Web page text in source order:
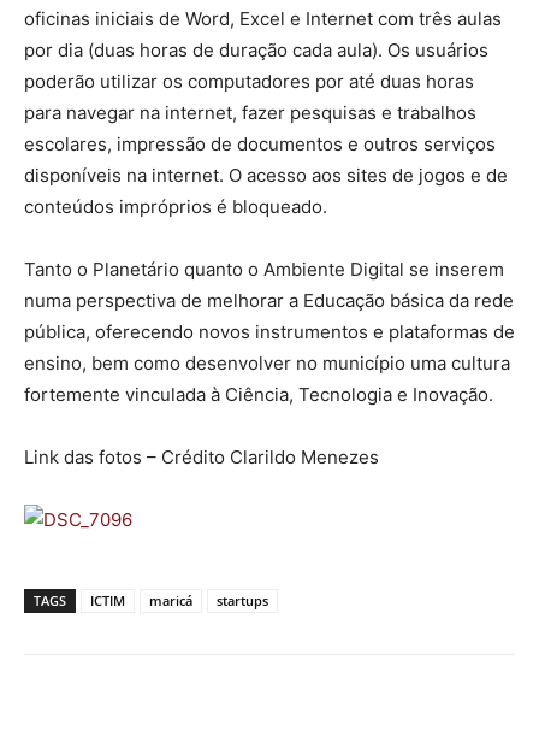
oficinas iniciais de Word, Excel e Internet com três aulas
por dia (duas horas de duração cada aula). Os usuários
poderão utilizar os computadores por até duas horas
para navegar na internet, fazer pesquisas e trabalhos
escolares, impressão de documentos e outros serviços
disponíveis na internet. O acesso aos sites de jogos e de
conteúdos impróprios é bloqueado.
Tanto o Planetário quanto o Ambiente Digital se inserem
numa perspectiva de melhorar a Educação básica da rede
pública, oferecendo novos instrumentos e plataformas de
ensino, bem como desenvolver no município uma cultura
fortemente vinculada à Ciência, Tecnologia e Inovação.
Link das fotos – Crédito Clarildo Menezes
TAGS ICTIM maricá startups